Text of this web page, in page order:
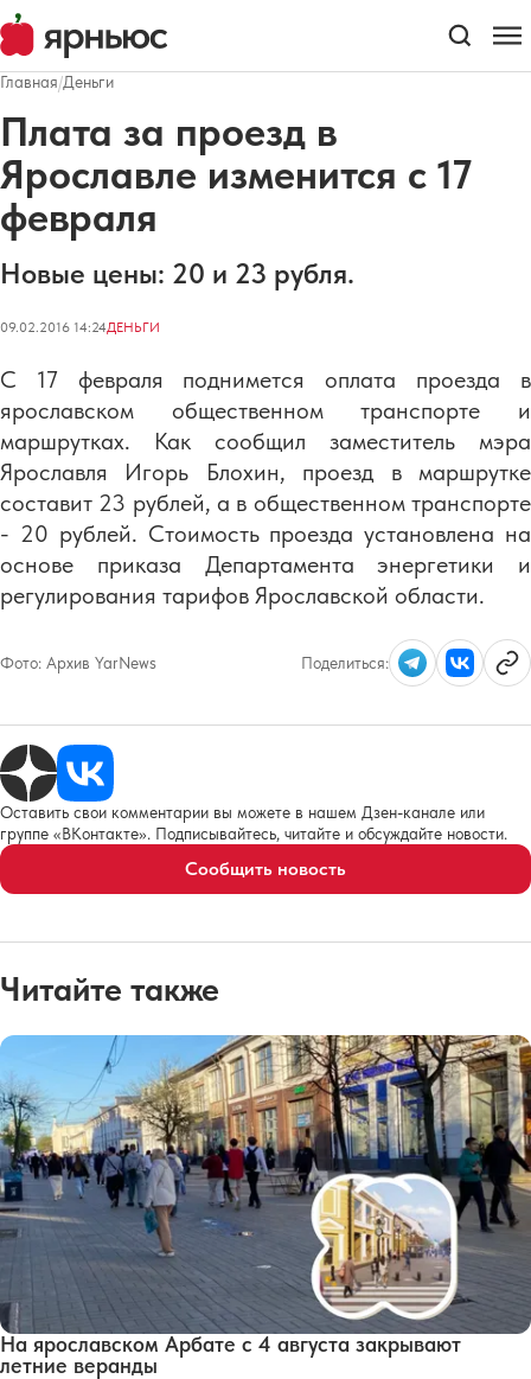
Главная/Деньги
Плата за проезд в
Ярославле изменится с 17
февраля
Новые цены: 20 и 23 рубля.
09.02.2016 14:24ДЕНЬГИ
С 17 февраля поднимется оплата проезда в
ярославском общественном транспорте и
маршрутках. Как сообщил заместитель мэра
Ярославля Игорь Блохин, проезд в маршрутке
составит 23 рублей, а в общественном транспорте
- 20 рублей. Стоимость проезда установлена на
основе приказа Департамента энергетики и
регулирования тарифов Ярославской области.
Фото: Архив YarNews Поделиться:
Оставить свои комментарии вы можете в нашем Дзен-канале или
группе «ВКонтакте». Подписывайтесь, читайте и обсуждайте новости.
Сообщить новость
Читайте также
На ярославском Арбате с 4 августа закрывают
летние веранды